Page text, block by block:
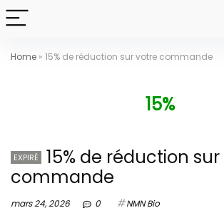
Home » 15% de réduction sur votre commande
15%
EXPIRÉ
15% de réduction
commande
mars 24, 2026 0 NMN Bio